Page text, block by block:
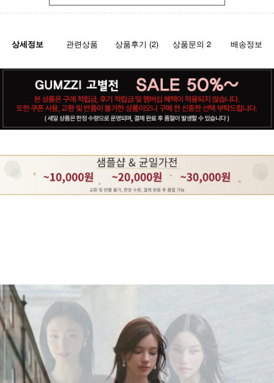
상세정보 관련상품 상품후기 (2) 상품문의 2 배송정보